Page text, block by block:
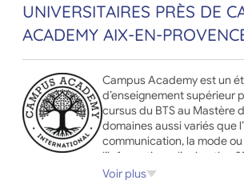
UNIVERSITAIRES PRÈS DE
ACADEMY AIX-EN-
Campus Academy est un
d’enseignement supérieur
cursus du BTS au Mastère
domaines aussi variés que
communication, la mode ou
l’informatique, l’animation
Voir plus